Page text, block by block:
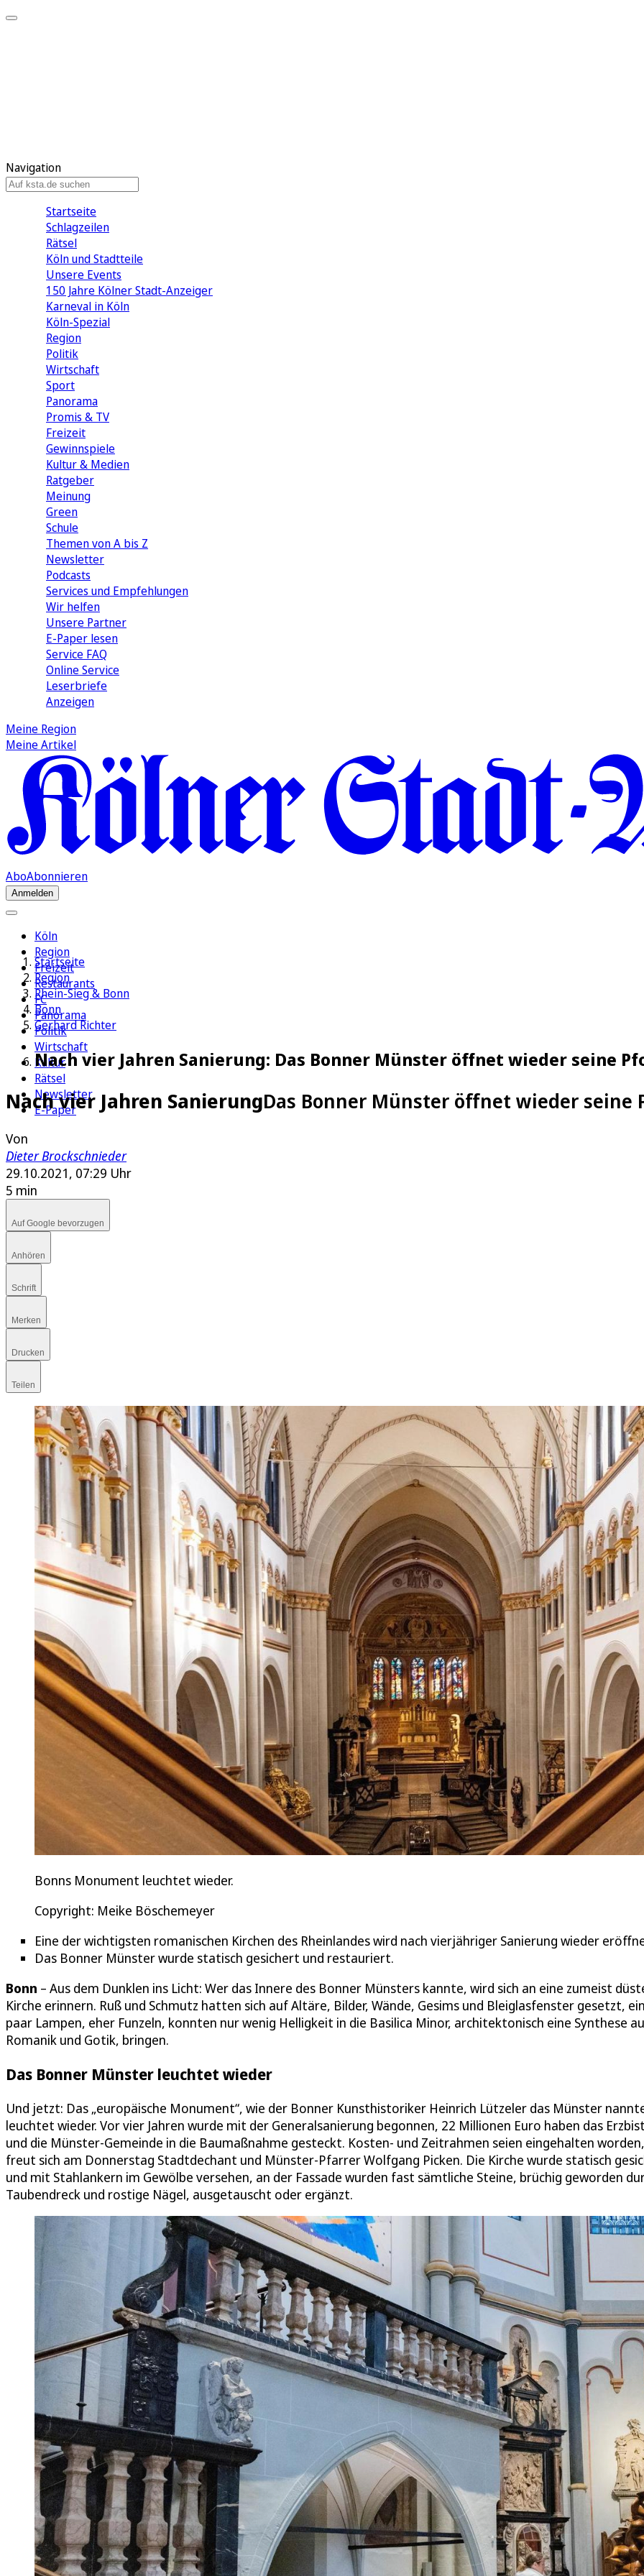
Navigation
Startseite
Schlagzeilen
Rätsel
Köln und Stadtteile
Unsere Events
150 Jahre Kölner Stadt-Anzeiger
Karneval in Köln
Köln-Spezial
Region
Politik
Wirtschaft
Sport
Panorama
Promis & TV
Freizeit
Gewinnspiele
Kultur & Medien
Ratgeber
Meinung
Green
Schule
Themen von A bis Z
Newsletter
Podcasts
Services und Empfehlungen
Wir helfen
Unsere Partner
E-Paper lesen
Service FAQ
Online Service
Leserbriefe
Anzeigen
Meine Region
Meine Artikel
AboAbonnieren
Anmelden
Köln
Region
Freizeit
Restaurants
FC
Panorama
Politik
Wirtschaft
Kultur
Rätsel
Newsletter
E-Paper
Startseite
Region
Rhein-Sieg & Bonn
Bonn
Gerhard Richter
Nach vier Jahren Sanierung: Das Bonner Münster öffnet wieder seine
Nach vier Jahren SanierungDas Bonner Münster öffnet wieder seine
Von
Dieter Brockschnieder
29.10.2021, 07:29 Uhr
5 min
Auf Google bevorzugen
Anhören
Schrift
Merken
Drucken
Teilen
Bonns Monument leuchtet wieder.
Copyright: Meike Böschemeyer
Eine der wichtigsten romanischen Kirchen des Rheinlandes wird nach vierjähriger Sanierung wieder
Das Bonner Münster wurde statisch gesichert und restauriert.
Bonn – Aus dem Dunklen ins Licht: Wer das Innere des Bonner Münsters kannte, wird sich an eine zumeist
Kirche erinnern. Ruß und Schmutz hatten sich auf Altäre, Bilder, Wände, Gesims und Bleiglasfenster gesetzt, ein
paar Lampen, eher Funzeln, konnten nur wenig Helligkeit in die Basilica Minor, architektonisch eine Synthese
Romanik und Gotik, bringen.
Das Bonner Münster leuchtet wieder
Und jetzt: Das „europäische Monument“, wie der Bonner Kunsthistoriker Heinrich Lützeler das Münster
leuchtet wieder. Vor vier Jahren wurde mit der Generalsanierung begonnen, 22 Millionen Euro haben das
und die Münster-Gemeinde in die Baumaßnahme gesteckt. Kosten- und Zeitrahmen seien eingehalten worden,
freut sich am Donnerstag Stadtdechant und Münster-Pfarrer Wolfgang Picken. Die Kirche wurde statisch
und mit Stahlankern im Gewölbe versehen, an der Fassade wurden fast sämtliche Steine, brüchig geworden
Taubendreck und rostige Nägel, ausgetauscht oder ergänzt.